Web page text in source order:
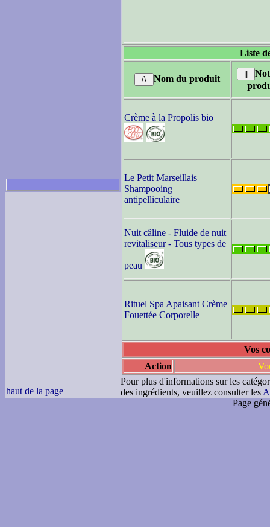
Liste
Nom du produit
Crème à la Propolis bio
Le Petit Marseillais
Shampooing
antipelliculaire
Nuit câline - Fluide de nuit
revitaliseur - Tous types de
peau
Rituel Spa Apaisant Crème
Fouettée Corporelle
Vos
Action
haut de la page
Pour plus d'informations sur les
des ingrédients, veuillez consulter les
Page